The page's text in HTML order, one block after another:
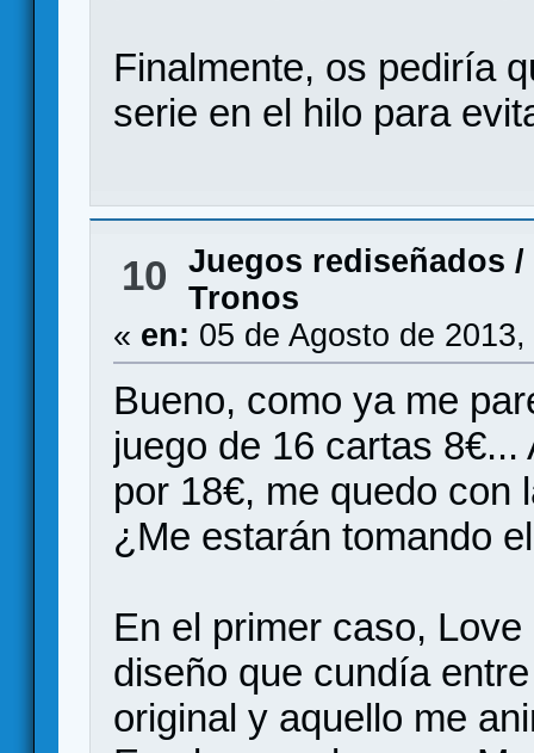
Finalmente, os pediría
serie en el hilo para
10 Juegos rediseñados /
Tronos
« en: 05 de Agosto de
Bueno, como ya me
juego de 16 cartas
por 18€, me quedo con
¿Me estarán tomando
En el primer caso,
diseño que cundía
original y aquello me